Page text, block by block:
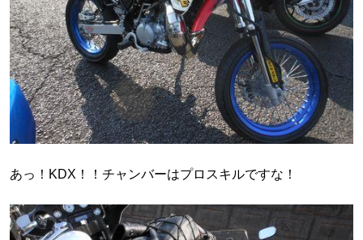
あっ！KDX！！チャンバーはプロスキルですな！